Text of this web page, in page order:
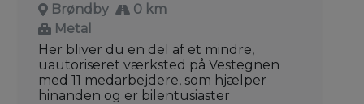
Brøndby
0 km
Metal
Her bliver du en del af et mindre,
uautoriseret værksted på Vestegnen
med 11 medarbejdere, som hjælper
hinanden og er bilentusiaster